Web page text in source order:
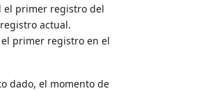
el primer registro del
actual.
primer registro en el
dado, el momento de